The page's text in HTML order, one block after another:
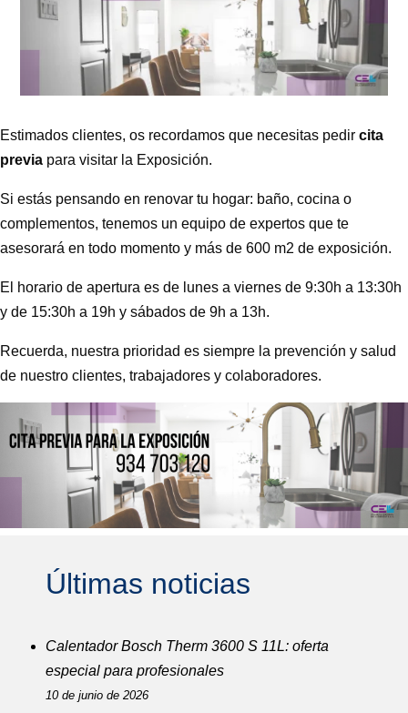
Estimados clientes, os recordamos que necesitas pedir cita
previa para visitar la Exposición.
Si estás pensando en renovar tu hogar: baño, cocina o
complementos, tenemos un equipo de expertos que te
asesorará en todo momento y más de 600 m2 de exposición.
El horario de apertura es de lunes a viernes de 9:30h a 13:30h
y de 15:30h a 19h y sábados de 9h a 13h.
Recuerda, nuestra prioridad es siempre la prevención y salud
de nuestro clientes, trabajadores y colaboradores.
Últimas noticias
Calentador Bosch Therm 3600 S 11L: oferta
especial para profesionales
10 de junio de 2026